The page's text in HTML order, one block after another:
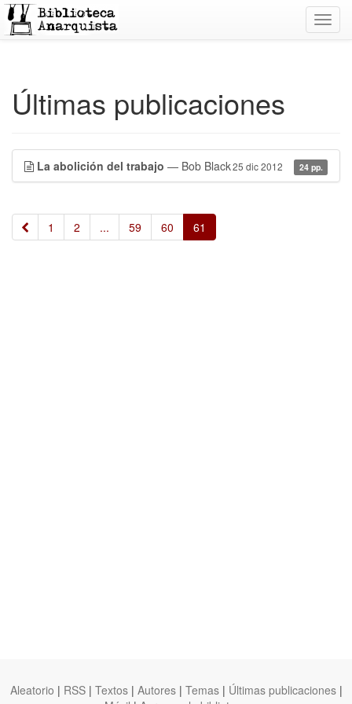
Últimas publicaciones
La abolición del trabajo — Bob Black25 dic 2012 24 pp.
« 1 2 ... 59 60 61
Aleatorio | RSS | Textos | Autores | Temas | Últimas publicaciones |